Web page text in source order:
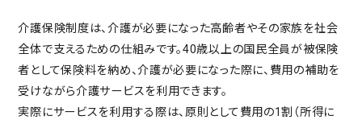
介護保険制度は、介護が必要になった高齢者やその家族を社会
全体で支えるための仕組みです。40歳以上の国民全員が被保険
者として保険料を納め、介護が必要になった際に、費用の補助を
受けながら介護サービスを利用できます。
実際にサービスを利用する際は、原則として費用の1割（所得に